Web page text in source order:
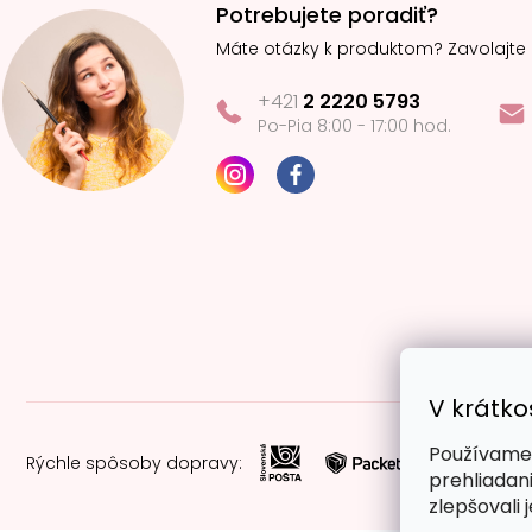
V
zlepšovali
Potrebujete poradiť?
Máte otázky k produktom? Zavolajte
+421 2 2220 5793
Po-Pia 8:00 - 17:00 hod.
Rýchle spôsoby dopravy: